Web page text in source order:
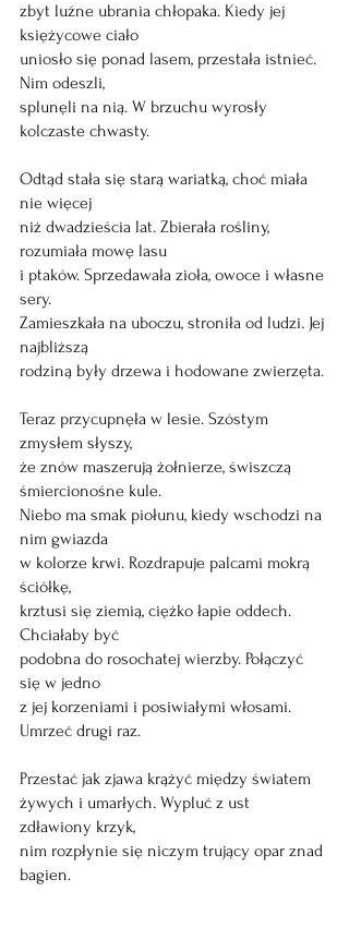
zbyt luźne ubrania chłopaka. Kiedy jej
księżycowe ciało
uniosło się ponad lasem, przestała istnieć.
Nim odeszli,
splunęli na nią. W brzuchu wyrosły
kolczaste chwasty.
Odtąd stała się starą wariatką, choć miała
nie więcej
niż dwadzieścia lat. Zbierała rośliny,
rozumiała mowę lasu
i ptaków. Sprzedawała zioła, owoce i własne
sery.
Zamieszkała na uboczu, stroniła od ludzi. Jej
najbliższą
rodziną były drzewa i hodowane zwierzęta.
Teraz przycupnęła w lesie. Szóstym
zmysłem słyszy,
że znów maszerują żołnierze, świszczą
śmiercionośne kule.
Niebo ma smak piołunu, kiedy wschodzi na
nim gwiazda
w kolorze krwi. Rozdrapuje palcami mokrą
ściółkę,
krztusi się ziemią, ciężko łapie oddech.
Chciałaby być
podobna do rosochatej wierzby. Połączyć
się w jedno
z jej korzeniami i posiwiałymi włosami.
Umrzeć drugi raz.
Przestać jak zjawa krążyć między światem
żywych i umarłych. Wypluć z ust
zdławiony krzyk,
nim rozpłynie się niczym trujący opar znad
bagien.